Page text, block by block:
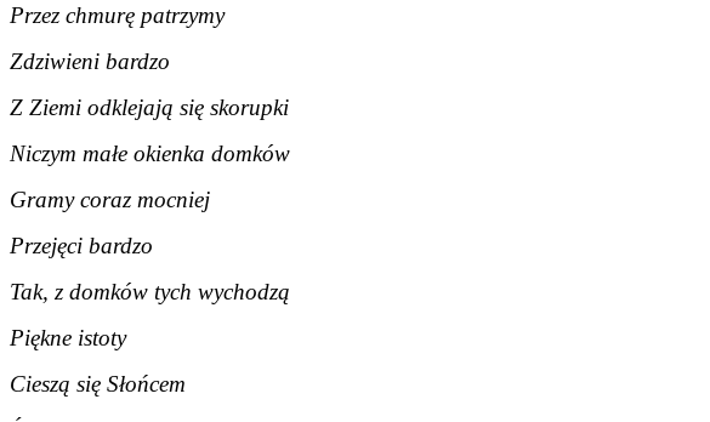
Przez chmurę patrzymy
Zdziwieni bardzo
Z Ziemi odklejają się skorupki
Niczym małe okienka domków
Gramy coraz mocniej
Przejęci bardzo
Tak, z domków tych wychodzą
Piękne istoty
Cieszą się Słońcem